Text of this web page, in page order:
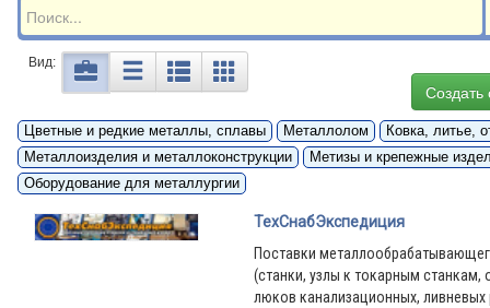
Вид:
Создать
Цветные и редкие металлы, сплавы Металлолом
Ковка, литье,
Металлоизделия и металлоконструкции
Метизы и крепежные
Оборудование для металлургии
ТехСнабЭкспедиция
Поставки
(станки, узлы к токарным станкам,
люков канализационных, ливневых